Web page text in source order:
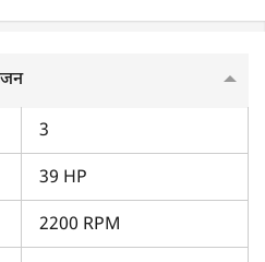
ईआरपीएम पर 39 एचपी की
135 Nm का अधिकतम टॉर्क भी
के साथ आता है। इसकी गियर
शामिल हैं। इस ट्रैक्टर की अधिकतम
होता है।
3
39 HP
2200 RPM